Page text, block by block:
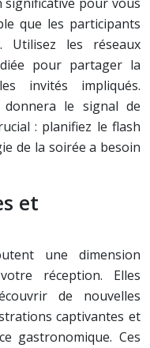
que les participants
Utilisez les réseaux
pour partager la
invités impliqués.
le signal de
: planifiez le flash
de la soirée a besoin
et
une dimension
réception. Elles
de nouvelles
captivantes et
gastronomique. Ces